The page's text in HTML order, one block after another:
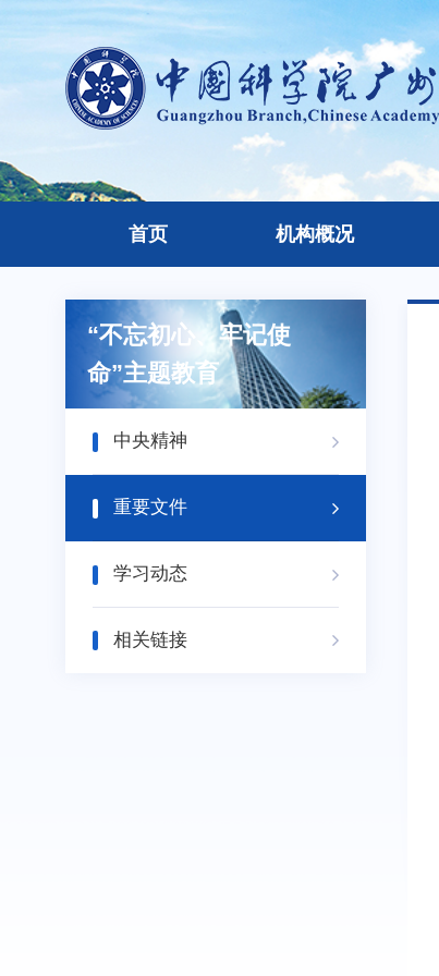
首页 机构概况
“不忘初心、牢记使
命”主题教育
中央精神
重要文件
学习动态
相关链接